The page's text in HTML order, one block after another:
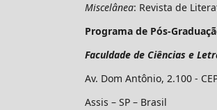
Miscelânea: Revista de
Programa de Pós-
Faculdade de Ciências e
Av. Dom Antônio, 2.100 -
Assis – SP – Brasil